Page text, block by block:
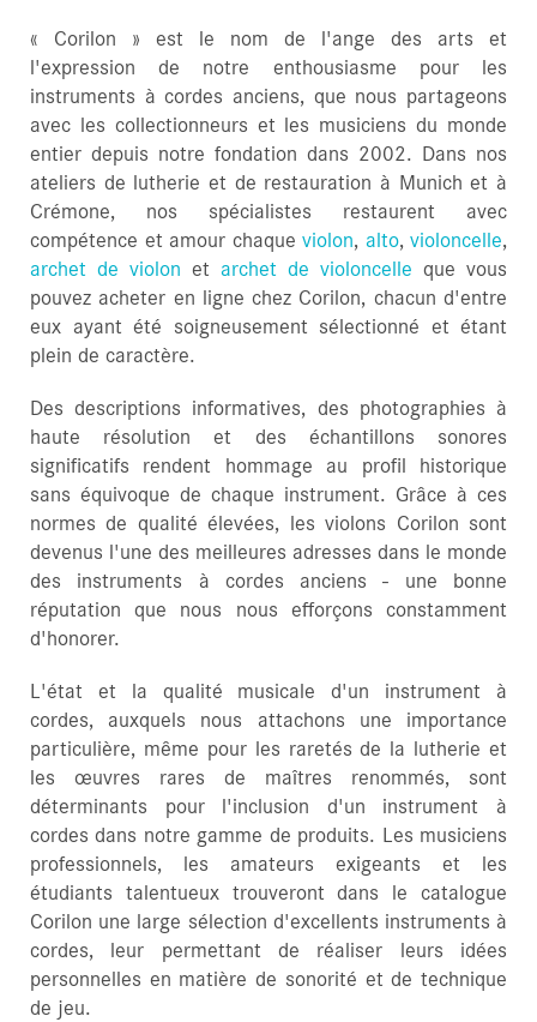
« Corilon » est le nom de l'ange des arts et
l'expression de notre enthousiasme pour les
instruments à cordes anciens, que nous partageons
avec les collectionneurs et les musiciens du monde
entier depuis notre fondation dans 2002. Dans nos
ateliers de lutherie et de restauration à Munich et à
Crémone, nos spécialistes restaurent avec
compétence et amour chaque violon, alto, violoncelle,
archet de violon et archet de violoncelle que vous
pouvez acheter en ligne chez Corilon, chacun d'entre
eux ayant été soigneusement sélectionné et étant
plein de caractère.
Des descriptions informatives, des photographies à
haute résolution et des échantillons sonores
significatifs rendent hommage au profil historique
sans équivoque de chaque instrument. Grâce à ces
normes de qualité élevées, les violons Corilon sont
devenus l'une des meilleures adresses dans le monde
des instruments à cordes anciens - une bonne
réputation que nous nous efforçons constamment
d'honorer.
L'état et la qualité musicale d'un instrument à
cordes, auxquels nous attachons une importance
particulière, même pour les raretés de la lutherie et
les œuvres rares de maîtres renommés, sont
déterminants pour l'inclusion d'un instrument à
cordes dans notre gamme de produits. Les musiciens
professionnels, les amateurs exigeants et les
étudiants talentueux trouveront dans le catalogue
Corilon une large sélection d'excellents instruments à
cordes, leur permettant de réaliser leurs idées
personnelles en matière de sonorité et de technique
de jeu.